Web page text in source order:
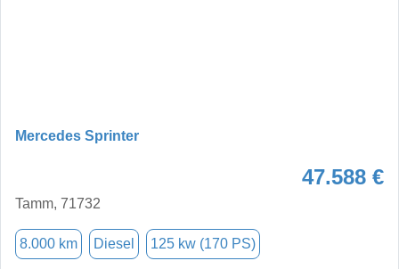
Mercedes Sprinter
47.588 €
Tamm, 71732
8.000 km Diesel 125 kw (170 PS)